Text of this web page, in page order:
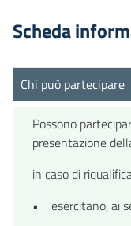
Scheda
Chi può partecipare
Possono
presentazione
in caso di
• esercitano, ai